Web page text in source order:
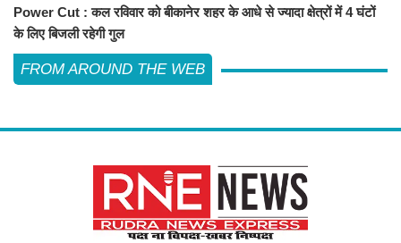
Power Cut : कल रविवार को बीकानेर शहर के आधे से ज्यादा क्षेत्रों में 4 घंटों
के लिए बिजली रहेगी गुल
FROM AROUND THE WEB